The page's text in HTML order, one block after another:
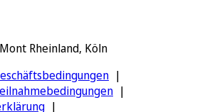
Rheinland, Köln